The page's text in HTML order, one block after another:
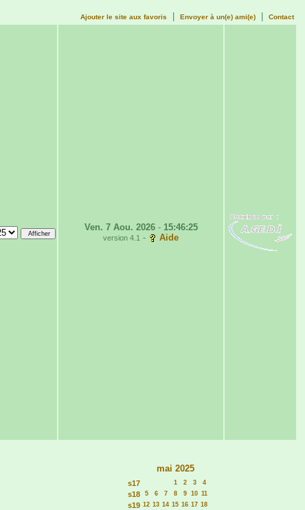
Ajouter le site aux favoris Envoyer à un(e) ami(e) Contact
Ven. 7 Aou. 2026- 15:46:25
version 4.1 - Aide
mai 2025
s17 1 2 3 4
s18 5 6 7 8 9 10 11
s19 12 13 14 15 16 17 18